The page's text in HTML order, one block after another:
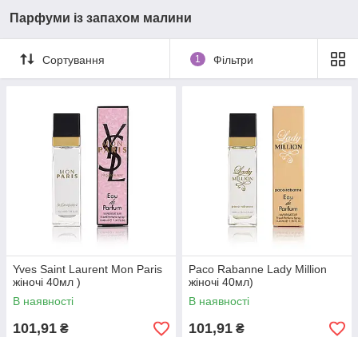
Парфуми із запахом малини
Сортування 1 Фільтри
Yves Saint Laurent Mon Paris
жіночі 40мл )
В наявності
101,91 ₴
Paco Rabanne Lady Million
жіночі 40мл)
В наявності
101,91 ₴